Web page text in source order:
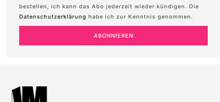
bestellen, ich kann das Abo jederzeit wieder kündigen. Die
Datenschutzerklärung habe ich zur Kenntnis genommen.
ABONNIEREN